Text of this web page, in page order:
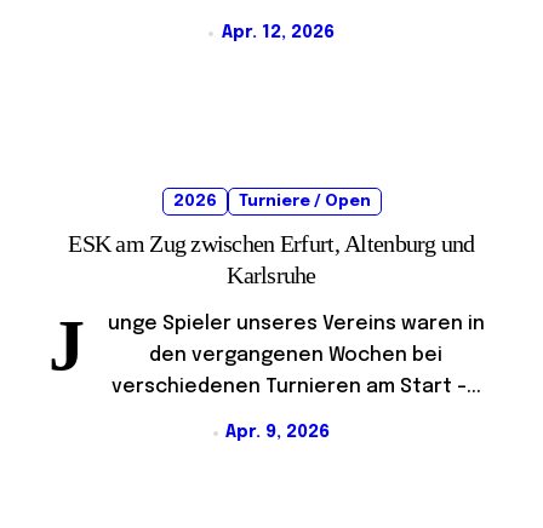
Apr. 12, 2026
2026 Turniere / Open
ESK am Zug zwischen Erfurt, Altenburg und
Karlsruhe
J
unge Spieler unseres Vereins waren in
den vergangenen Wochen bei
verschiedenen Turnieren am Start –...
Apr. 9, 2026